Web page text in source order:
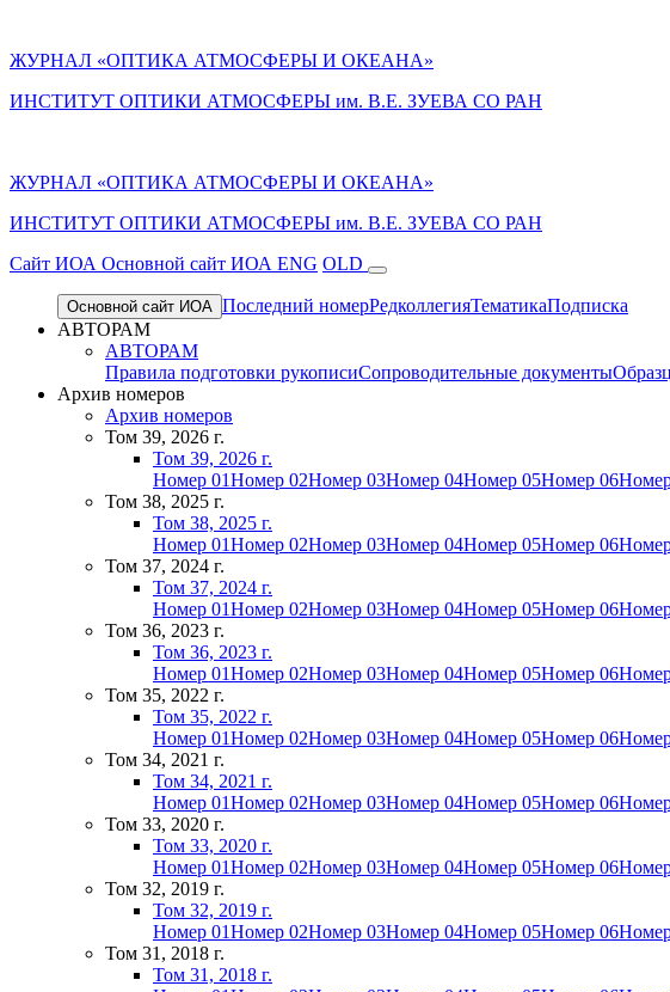
ЖУРНАЛ «ОПТИКА АТМОСФЕРЫ И ОКЕАНА»
ИНСТИТУТ ОПТИКИ АТМОСФЕРЫ им. В.Е. ЗУЕВА СО РАН
ЖУРНАЛ «ОПТИКА АТМОСФЕРЫ И ОКЕАНА»
ИНСТИТУТ ОПТИКИ АТМОСФЕРЫ им. В.Е. ЗУЕВА СО РАН
Cайт ИОА Основной сайт ИОА ENG OLD
Основной сайт ИОА Последний номерРедколлегияТематикаПодписка
АВТОРАМ
АВТОРАМ
Правила подготовки рукописиСопроводительные документы
Архив номеров
Архив номеров
Том 39, 2026 г.
Том 39, 2026 г.
Номер 01Номер 02Номер 03Номер 04Номер 05Номер 06
Том 38, 2025 г.
Том 38, 2025 г.
Номер 01Номер 02Номер 03Номер 04Номер 05Номер 06
Том 37, 2024 г.
Том 37, 2024 г.
Номер 01Номер 02Номер 03Номер 04Номер 05Номер 06
Том 36, 2023 г.
Том 36, 2023 г.
Номер 01Номер 02Номер 03Номер 04Номер 05Номер 06
Том 35, 2022 г.
Том 35, 2022 г.
Номер 01Номер 02Номер 03Номер 04Номер 05Номер 06
Том 34, 2021 г.
Том 34, 2021 г.
Номер 01Номер 02Номер 03Номер 04Номер 05Номер 06
Том 33, 2020 г.
Том 33, 2020 г.
Номер 01Номер 02Номер 03Номер 04Номер 05Номер 06
Том 32, 2019 г.
Том 32, 2019 г.
Номер 01Номер 02Номер 03Номер 04Номер 05Номер 06
Том 31, 2018 г.
Том 31, 2018 г.